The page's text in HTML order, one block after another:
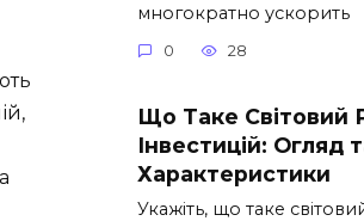
многократно ускорить
0 28
Що Таке Світовий
Інвестицій: Огляд
Характеристики
Укажіть, що таке